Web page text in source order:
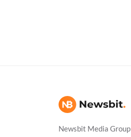
Newsbit Media Group